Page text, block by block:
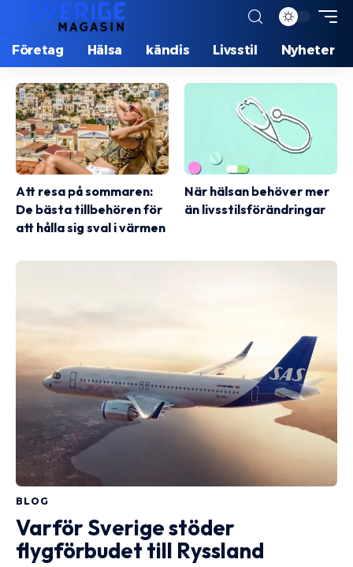
Företag Hälsa kändis Livsstil Nyheter
Att resa på sommaren:
De bästa tillbehören för
att hålla sig sval i värmen
När hälsan behöver mer
än livsstilsförändringar
BLOG
Varför Sverige stöder
flygförbudet till Ryssland